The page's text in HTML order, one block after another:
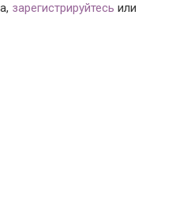
зарегистрируйтесь или